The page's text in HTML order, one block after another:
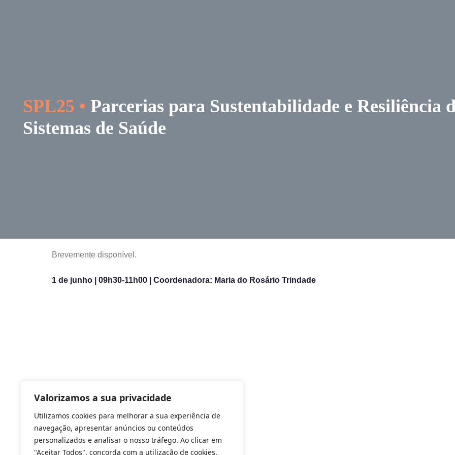
Valorizamos a sua privacidade
Utilizamos cookies para melhorar a sua experiência de
navegação, apresentar anúncios ou conteúdos
personalizados e analisar o nosso tráfego. Ao clicar em
"Aceitar Todos", concorda com a utilização de cookies.
SPL25 • Parcerias para Sustentabilidade e Resiliência
Sistemas de Saúde
Brevemente disponível.
1 de junho | 09h30-11h00 | Coordenadora: Maria do Rosário Trindade